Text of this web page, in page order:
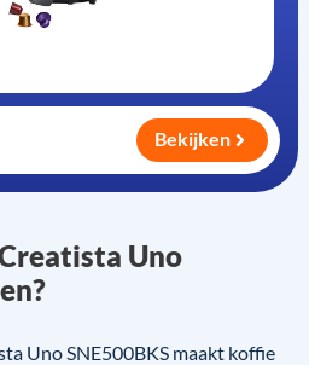
Uno
Uno SNE500BKS maakt koffie
Bekijken